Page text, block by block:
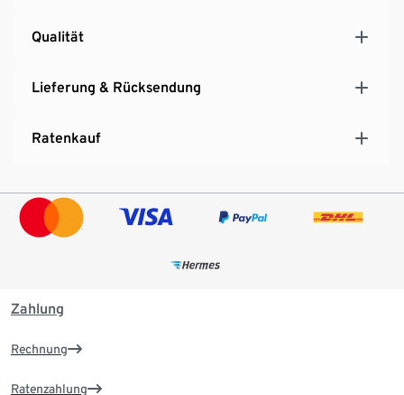
Qualität
Lieferung & Rücksendung
Ratenkauf
Zahlung
Rechnung
Ratenzahlung